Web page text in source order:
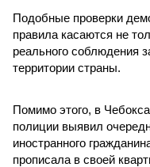
Подобные проверки
правила касаются не
реального соблюдения
территории страны.
Помимо этого, в
полиции выявил
иностранного
прописала в своей